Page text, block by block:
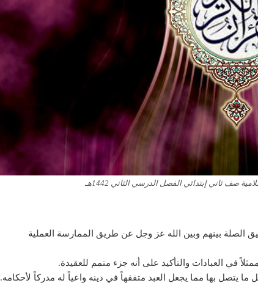
صف ثاني إبتدائي الفصل الدرسي الثاني 1442هـ
الصلة بينهم وبين الله عز وجل عن طريق الممارسة العملية
في العبادات والتأكيد على أنه جزء متمم للعقيدة.
يتصل بها مما يجعل العبد متفقهاً في دينه واعياً له مدركاً لأحكامه.